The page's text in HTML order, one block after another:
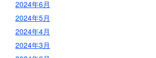
2024年6月
2024年5月
2024年4月
2024年3月